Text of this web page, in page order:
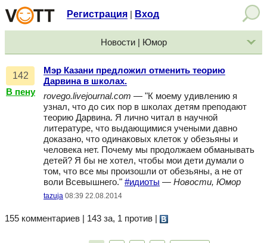
Регистрация Вход
Новости | Юмор
142
В пену
Мэр Казани предложил отменить теорию
Дарвина в школах.
rovego.livejournal.com — "К моему удивлению я
узнал, что до сих пор в школах детям преподают
теорию Дарвина. Я лично читал в научной
литературе, что выдающимися учеными давно
доказано, что одинаковых клеток у обезьяны и
человека нет. Почему мы продолжаем обманывать
детей? Я бы не хотел, чтобы мои дети думали о
том, что все мы произошли от обезьяны, а не от
воли Всевышнего." #идиоты — Новости, Юмор
tazuja 08:39 22.08.2014
155 комментариев | 143 за, 1 против